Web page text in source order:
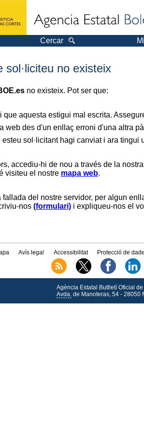
Cercar
no existeix
no existeix. Pot ser que:
aquesta estigui mal escrita.
web des d'un enllaç erroni d'una altra
sol·licitant hagi canviat i ara tingui
accediu-hi de nou a través de la
visiteu el nostre mapa web.
del nostre servidor, per algun
nos (formulari) i expliqueu-nos el
Avís legal Accessibilitat Protecció de
Agència Estatal Butlletí Oficial de
Avda.de Manoteras, 54 - 28050